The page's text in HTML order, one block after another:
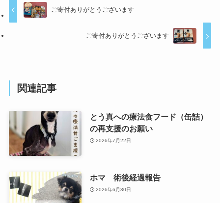
ご寄付ありがとうございます
ご寄付ありがとうございます
関連記事
とう真への療法食フード（缶詰）
の再支援のお願い
2026年7月22日
ホマ 術後経過報告
2026年6月30日